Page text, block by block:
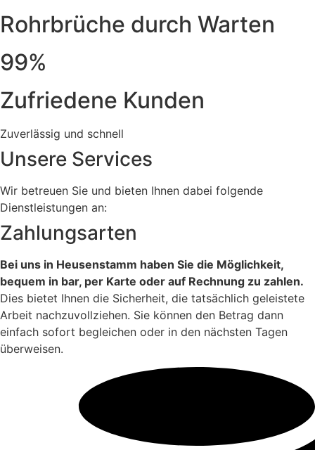
Rohrbrüche durch Warten
99%
Zufriedene Kunden
Zuverlässig und schnell
Unsere Services
Wir betreuen Sie und bieten Ihnen dabei folgende
Dienstleistungen an:
Zahlungsarten
Bei uns in Heusenstamm haben Sie die Möglichkeit,
bequem in bar, per Karte oder auf Rechnung zu zahlen.
Dies bietet Ihnen die Sicherheit, die tatsächlich geleistete
Arbeit nachzuvollziehen. Sie können den Betrag dann
einfach sofort begleichen oder in den nächsten Tagen
überweisen.